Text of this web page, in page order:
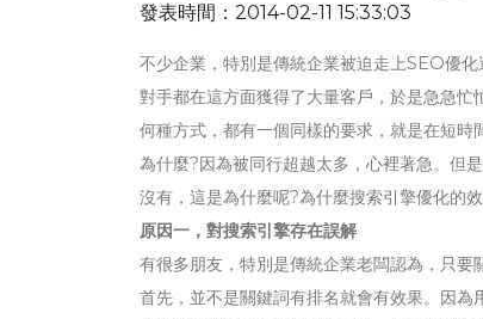
發表時間：2014-02-11 15:33:03
不少企業，特別是傳統企業被迫走上SEO優
對手都在這方面獲得了大量客戶，於是急急忙
何種方式，都有一個同樣的要求，就是在短時
為什麼?因為被同行超越太多，心裡著急。但
沒有，這是為什麼呢?為什麼搜索引擎優化的
原因一，對搜索引擎存在誤解
有很多朋友，特別是傳統企業老闆認為，只要
首先，並不是關鍵詞有排名就會有效果。因為